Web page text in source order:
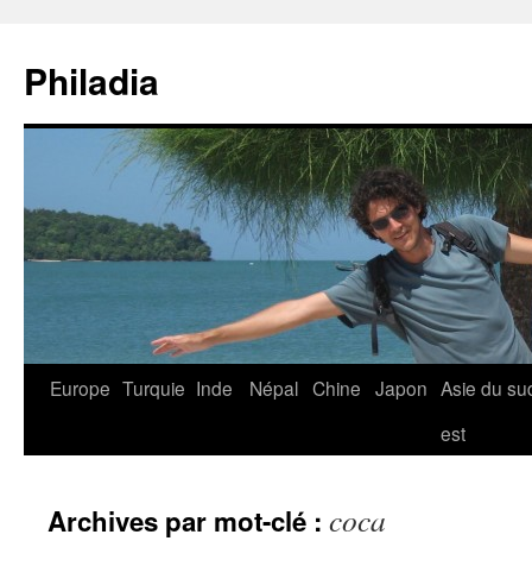
contenu
Philadia
Europe Turquie Inde Népal Chine Japon Asie du
est
Archives par mot-clé : coca